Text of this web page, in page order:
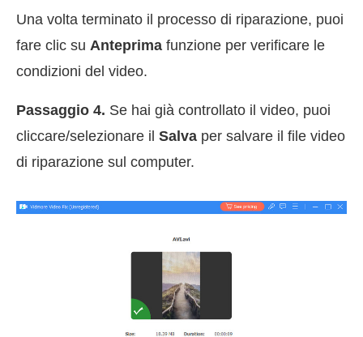
Una volta terminato il processo di riparazione, puoi
fare clic su Anteprima funzione per verificare le
condizioni del video.
Passaggio 4. Se hai già controllato il video, puoi
cliccare/selezionare il Salva per salvare il file video
di riparazione sul computer.